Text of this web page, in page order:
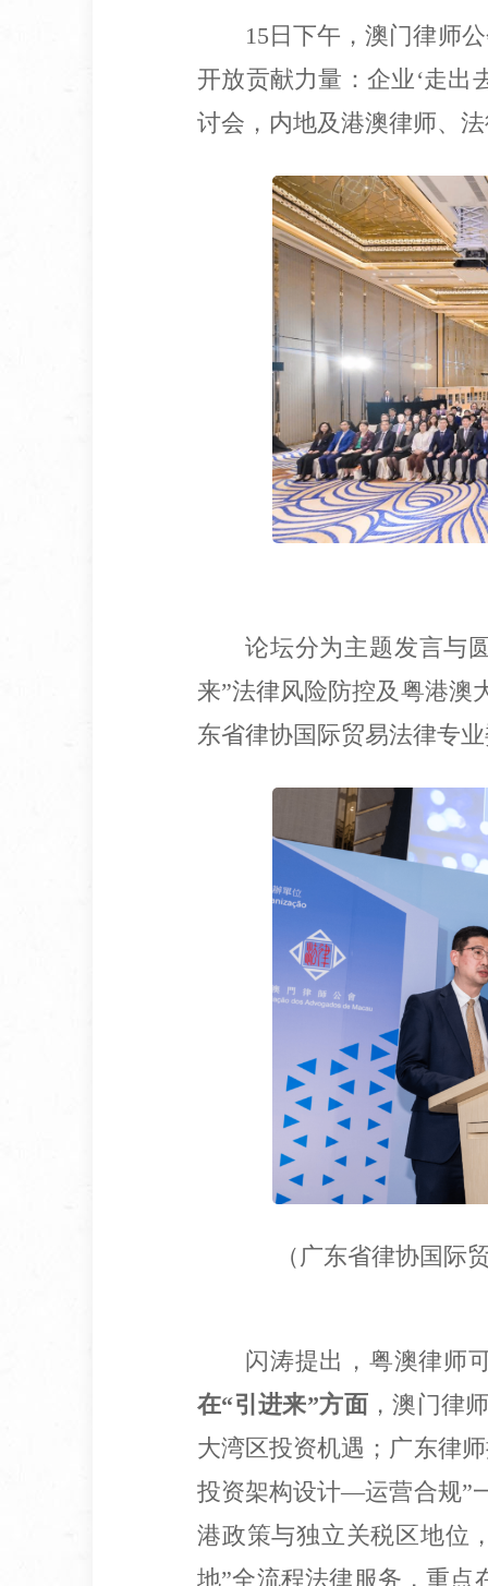
15日下午，澳门律师
开放贡献力量：企业‘走出
讨会，内地及港澳律师、
论坛分为主题发言与
来”法律风险防控及粤港澳
东省律协国际贸易法律专
（广东省律协国际
闪涛提出，粤澳律师
在“引进来”方面，澳门律
大湾区投资机遇；广东律
投资架构设计—运营合规”
港政策与独立关税区地位
地”全流程法律服务，重点